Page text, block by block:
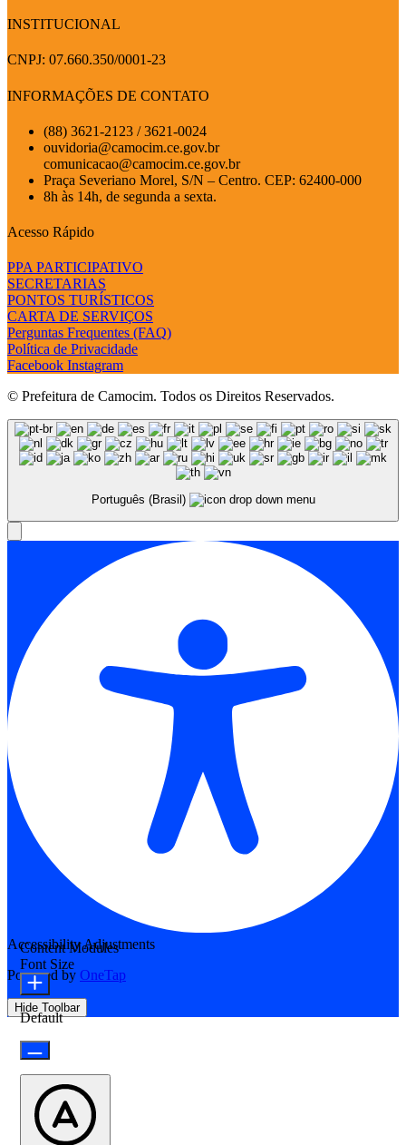
INSTITUCIONAL
CNPJ: 07.660.350/0001-23
INFORMAÇÕES DE CONTATO
(88) 3621-2123 / 3621-0024
ouvidoria@camocim.ce.gov.br
comunicacao@camocim.ce.gov.br
Praça Severiano Morel, S/N – Centro. CEP: 62400-000
8h às 14h, de segunda a sexta.
Acesso Rápido
PPA PARTICIPATIVO
SECRETARIAS
PONTOS TURÍSTICOS
CARTA DE SERVIÇOS
Perguntas Frequentes (FAQ)
Política de Privacidade
Facebook Instagram
© Prefeitura de Camocim. Todos os Direitos Reservados.
Português (Brasil)
Accessibility Adjustments
Powered by OneTap
Hide Toolbar
Content Modules
Font Size
Default